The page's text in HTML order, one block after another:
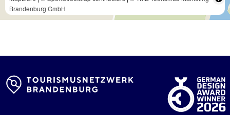
Brandenburg GmbH